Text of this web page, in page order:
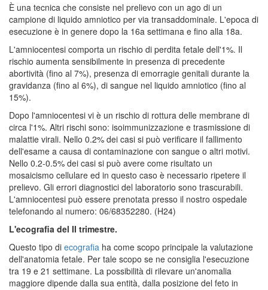
È una tecnica che consiste nel prelievo con un ago di un
campione di liquido amniotico per via transaddominale. L'epoca di
esecuzione è in genere dopo la 16a settimana e fino alla 18a.
L'amniocentesi comporta un rischio di perdita fetale dell'1%. Il
rischio aumenta sensibilmente in presenza di precedente
abortività (fino al 7%), presenza di emorragie genitali durante la
gravidanza (fino al 6%), di sangue nel liquido amniotico (fino al
15%).
Dopo l'amniocentesi vi è un rischio di rottura delle membrane di
circa l'1%. Altri rischi sono: isoimmunizzazione e trasmissione di
malattie virali. Nello 0.2% dei casi si può verificare il fallimento
dell'esame a causa di contaminazione con sangue o altri motivi.
Nello 0.2-0.5% dei casi si può avere come risultato un
mosaicismo cellulare ed in questo caso è necessario ripetere il
prelievo. Gli errori diagnostici del laboratorio sono trascurabili.
L'amniocentesi può essere prenotata presso il nostro ospedale
telefonando al numero: 06/68352280. (H24)
L'ecografia del II trimestre.
Questo tipo di ecografia ha come scopo principale la valutazione
dell'anatomia fetale. Per tale scopo se ne consiglia l'esecuzione
tra 19 e 21 settimane. La possibilità di rilevare un'anomalia
maggiore dipende dalla sua entità, dalla posizione del feto in